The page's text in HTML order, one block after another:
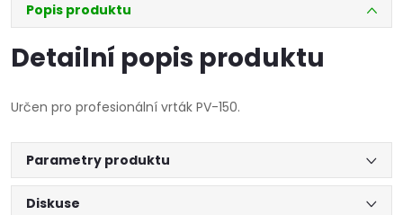
Popis produktu
Detailní popis produktu
Určen pro profesionální vrták PV-150.
Parametry produktu
Diskuse